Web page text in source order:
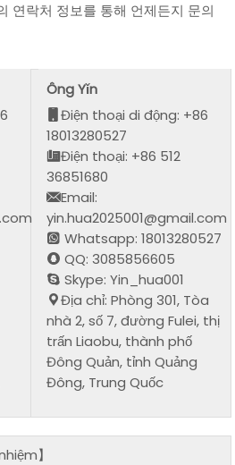
연락처 정보를 통해 언제든지 문의
Ông Yǐn
Điện thoại di động: +86
18013280527
Điện thoại: +86 512
36851680
Email:
yin.hua2025001@gmail.com
Whatsapp: 18013280527
QQ: 3085856605
Skype: Yin_hua001
Địa chỉ: Phòng 301, Tòa
nhà 2, số 7, đường Fulei, thị
trấn Liaobu, thành phố
Đông Quản, tỉnh Quảng
Đông, Trung Quốc
】